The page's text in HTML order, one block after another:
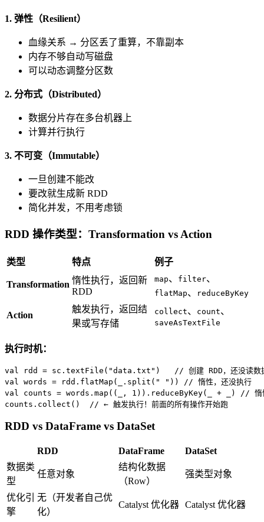
1. 弹性（Resilient）
血缘关系 → 分区丢了重算，不靠副本
内存不够自动写磁盘
可以动态调整分区数
2. 分布式（Distributed）
数据分片存在多台机器上
计算并行执行
3. 不可变（Immutable）
一旦创建不能改
要改就生成新 RDD
简化并发，不用考虑锁
RDD 操作类型：Transformation vs Action
类型 特点 例子
Transformation 惰性执行，返回新
RDD
map、 filter、
flatMap、 reduceByKey
Action
触发执行，返回结
果或写存储
collect、 count、
saveAsTextFile
执行时机：
val rdd = sc.textFile( "data.txt" )
// 创建 RDD，还没读数
val
words = rdd.flatMap(_.split( " " ))
// 惰性，还没执行
val
counts = words.map((_, 1 )).reduceByKey(_ + _)
// 惰
counts.collect()
// ← 触发执行！前面的所有操作开始跑
RDD vs DataFrame vs DataSet
RDD DataFrame
DataSet
数据类
型
任意对象
结构化数据
（Row）
强类型对象
优化引
擎
无（开发者自己优
化）
Catalyst 优化器 Catalyst 优化器